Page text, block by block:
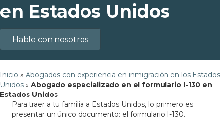
en Estados Unidos
Hable con nosotros
Inicio » Abogados con experiencia en inmigración en los Estados
Unidos » Abogado especializado en el formulario I-130 en
Estados Unidos
Para traer a tu familia a Estados Unidos, lo primero es
presentar un único documento: el formulario I-130.